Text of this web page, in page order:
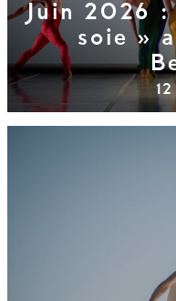
Juin 2026 :
soie »